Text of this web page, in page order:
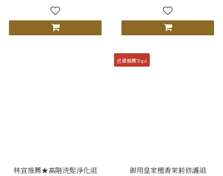
林宣推薦★高階洗髮淨化組
送禮推薦Top1
御用皇家檀香茉莉修護組